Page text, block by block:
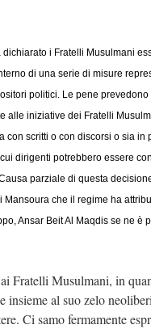
dichiarato i Fratelli Musulmani
di una serie di misure
politici. Le pene prevedono
alle iniziative dei Fratelli
con scritti o con discorsi o sia in
dirigenti potrebbero essere
parziale di questa
Mansoura che il regime ha
Ansar Beit Al Maqdis se ne è
Fratelli Musulmani, in
insieme al suo zelo
Ci samo fermamente